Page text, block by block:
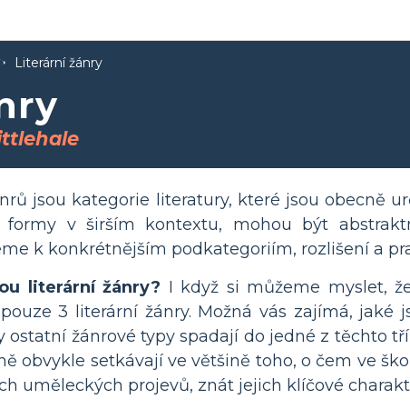
Literární žánry
jsou kategorie literatury, které jsou obecně
formy v širším kontextu, mohou být
k konkrétnějším podkategoriím, rozlišení a
literární žánry? I když si můžeme myslet,
3 literární žánry. Možná vás zajímá, jaké
ostatní žánrové typy spadají do jedné z těchto
obvykle setkávají ve většině toho, o čem ve
uměleckých projevů, znát jejich klíčové